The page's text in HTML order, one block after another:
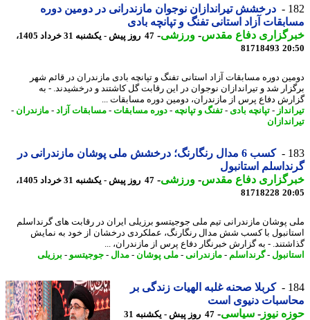
درخشش تیراندازان نوجوان مازندرانی در دومین دوره
آزاد استانی تفنگ و تپانچه بادی
دفاع مقدس-ورزشی-
47 روز پیش - یکشنبه 31 خرداد 1405،
81718493
دوره مسابقات آزاد استانی تفنگ و تپانچه بادی مازندران در قائم شهر
شد و تیراندازان نوجوان در این رقابت گل کاشتند و درخشیدند. - به
دفاع پرس از مازندران، دومین دوره مسابقات ...
-تپانچه بادی -تفنگ و تپانچه-دوره مسابقات-مسابقات آزاد- مازندران-
کسب 6 مدال رنگارنگ؛ درخشش ملی پوشان مازندرانی در
استانبول
دفاع مقدس-ورزشی-
47 روز پیش - یکشنبه 31 خرداد 1405،
81718228
پوشان مازندرانی تیم ملی جوجیتسو برزیلی ایران در رقابت های گرنداسلم
با کسب شش مدال رنگارنگ، عملکردی درخشان از خود به نمایش
- به گزارش خبرنگار دفاع پرس از مازندران، ...
-گرنداسلم -مازندرانی- ملی پوشان-مدال-جوجیتسو-برزیلی
کربلا صحنه غلبه الهیات زندگی بر
دنیوی است
نیوز-سیاسی-
47 روز پیش - یکشنبه 31